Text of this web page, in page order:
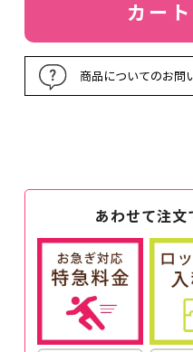
カー
商品についてのお問
あわせて注文